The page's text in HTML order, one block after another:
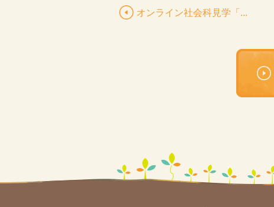
オンライン社会科見学「...